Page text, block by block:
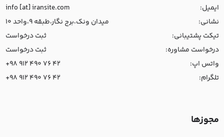
ایمیل:
info [at] iransite.com
نشانی:
میدان ونک،برج نگار،طبقه 9،واحد 10
تیکت پشتیبانی:
ثبت درخواست
درخواست مشاوره:
ثبت درخواست
واتس اپ:
+98 912 490 76 42
تلگرام:
+98 912 490 76 42
مجوزها